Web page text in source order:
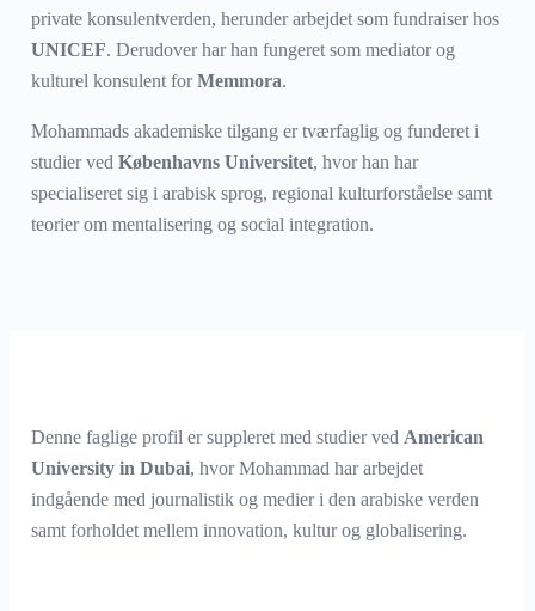
private konsulentverden, herunder arbejdet som fundraiser hos
UNICEF. Derudover har han fungeret som mediator og
kulturel konsulent forMemmora.
Mohammads akademiske tilgang er tværfaglig og funderet i
studier ved Københavns Universitet, hvor han har
specialiseret sig i arabisk sprog, regional kulturforståelse samt
teorier om mentalisering og social integration.
Denne faglige profil er suppleret med studier ved American
University in Dubai, hvor Mohammad har arbejdet
indgående med journalistik og medier i den arabiske verden
samt forholdet mellem innovation, kultur og globalisering.